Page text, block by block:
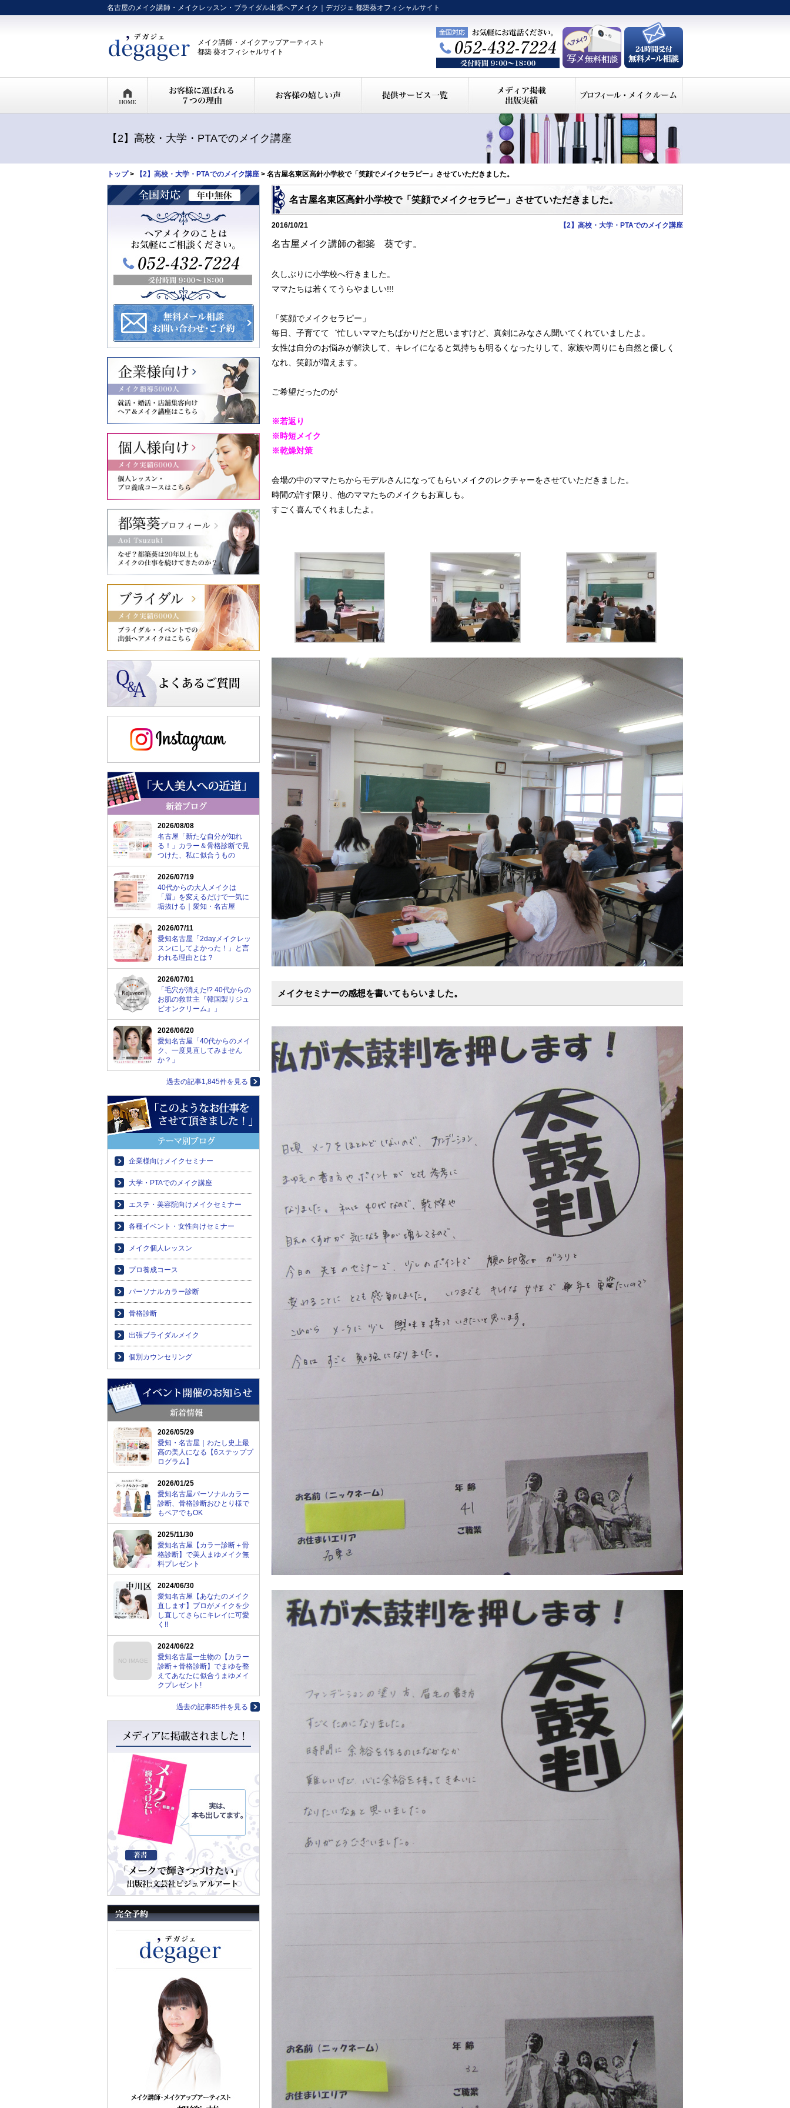
名古屋のメイク講師・メイクレッスン・ブライダル出張ヘアメイク｜デガジェ 都築葵オフィシャルサイト
メイク講師・メイクアップアーティスト
都築 葵オフィシャルサイト
【2】高校・大学・PTAでのメイク講座
トップ> 【2】高校・大学・PTAでのメイク講座 > 名古屋名東区高針小学校で「笑顔でメイクセラピー」させていただきました。
名古屋名東区高針小学校で「笑顔でメイクセラピー」させていただきました。
2016/10/21 【2】高校・大学・PTAでのメイク講座
名古屋メイク講師の都築 葵です。
久しぶりに小学校へ行きました。
ママたちは若くてうらやましい!!!
「笑顔でメイクセラピー」
毎日、子育てて゛忙しいママたちばかりだと思いますけど、真剣にみなさん聞いてくれていましたよ。
女性は自分のお悩みが解決して、キレイになると気持ちも明るくなったりして、家族や周りにも自然と優しく
なれ、笑顔が増えます。
ご希望だったのが
※若返り
※時短メイク
※乾燥対策
会場の中のママたちからモデルさんになってもらいメイクのレクチャーをさせていただきました。
時間の許す限り、他のママたちのメイクもお直しも。
すごく喜んでくれましたよ。
メイクセミナーの感想を書いてもらいました。
2026/08/08
名古屋「新たな自分が知れ
る！」カラー＆骨格診断で見
つけた、私に似合うもの
2026/07/19
40代からの大人メイクは
「眉」を変えるだけで一気に
垢抜ける｜愛知・名古屋
2026/07/11
愛知名古屋「2dayメイクレッ
スンにしてよかった！」と言
われる理由とは？
2026/07/01
「毛穴が消えた!? 40代からの
お肌の救世主『韓国製リジュ
ビオンクリーム』」
2026/06/20
愛知名古屋「40代からのメイ
ク、一度見直してみません
か？」
過去の記事1,845件を見る
企業様向けメイクセミナー
大学・PTAでのメイク講座
エステ・美容院向けメイクセミナー
各種イベント・女性向けセミナー
メイク個人レッスン
プロ養成コース
パーソナルカラー診断
骨格診断
出張ブライダルメイク
個別カウンセリング
2026/05/29
愛知・名古屋｜わたし史上最
高の美人になる【6ステッププ
ログラム】
2026/01/25
愛知名古屋パーソナルカラー
診断、骨格診断おひとり様で
もペアでもOK
2025/11/30
愛知名古屋【カラー診断＋骨
格診断】で美人まゆメイク無
料プレゼント
2024/06/30
愛知名古屋【あなたのメイク
直します】プロがメイクを少
し直してさらにキレイに可愛
く!!
2024/06/22
愛知名古屋一生物の【カラー
診断＋骨格診断】でまゆを整
えてあなたに似合うまゆメイ
クプレゼント!
NO IMAGE
過去の記事85件を見る